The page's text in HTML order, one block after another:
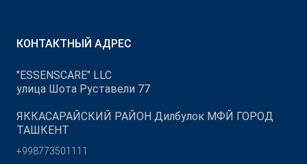
КОНТАКТНЫЙ АДРЕС
"ESSENSCARE" LLC
улица Шота Руставели 77
ЯККАСАРАЙСКИЙ РАЙОН Дилбулок МФЙ ГОРОД
ТАШКЕНТ
+998773501111